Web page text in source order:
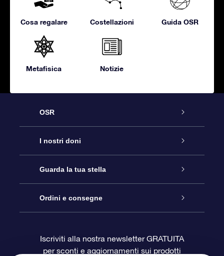
Cosa regalare Costellazioni Guida OSR
Metafisica Notizie
OSR
Assistenza
Contattaci
Blog
OSR Recensioni
I nostri doni
Online Star Gift
Pacchetto regalo OSR
Gift Card OSR
Guarda la tua stella
Registro stellare
Star Page personalizzata
Ordini e consegne
Informazioni di Pagamento
Iscriviti alla nostra newsletter GRATUITA
per sconti e aggiornamenti sui prodotti